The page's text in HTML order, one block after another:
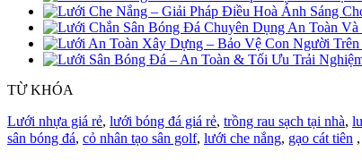
TỪ KHÓA
Lưới nhựa giá rẻ, lưới bóng đá giá rẻ, trồng rau sạch tại nhà,
sân bóng đá, cỏ nhân tạo sân golf, lưới che nắng, gạo cát tiên ,